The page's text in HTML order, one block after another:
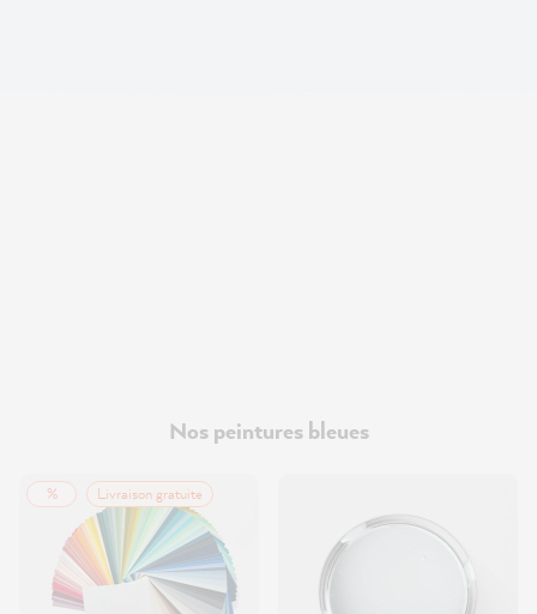
Nos peintures bleues
% Livraison gratuite